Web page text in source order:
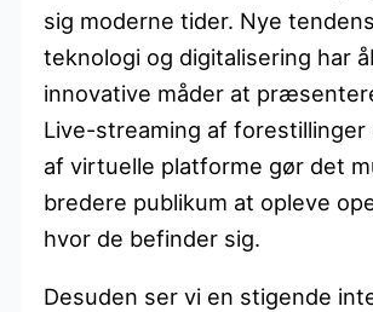
sig moderne tider. Nye
teknologi og digitalisering har
innovative måder at
Live-streaming af forestillinger
af virtuelle platforme gør det
bredere publikum at opleve
hvor de befinder sig.
Desuden ser vi en stigende